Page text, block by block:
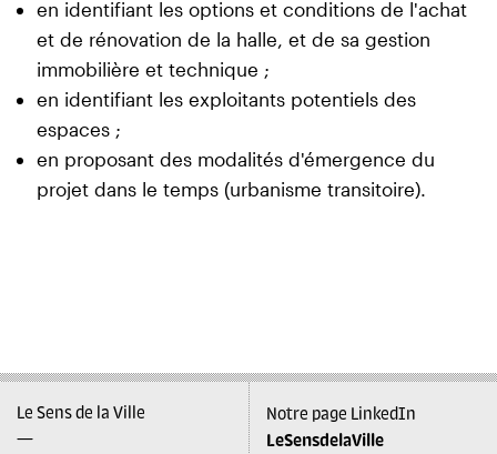
en identifiant les options et conditions de l'achat
et de rénovation de la halle, et de sa gestion
immobilière et technique ;
en identifiant les exploitants potentiels des
espaces ;
en proposant des modalités d'émergence du
projet dans le temps (urbanisme transitoire).
Le Sens de la Ville
—
Notre page LinkedIn
LeSensdelaVille